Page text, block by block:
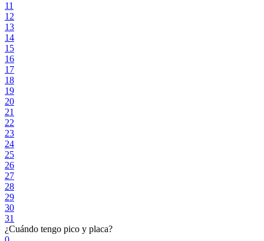
11
12
13
14
15
16
17
18
19
20
21
22
23
24
25
26
27
28
29
30
31
¿Cuándo tengo pico y placa?